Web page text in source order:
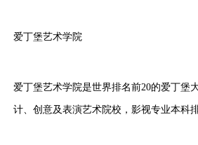
爱丁堡艺术学院
爱丁堡艺术学院是世界排名前20的爱丁堡
计、创意及表演艺术院校，影视专业本科